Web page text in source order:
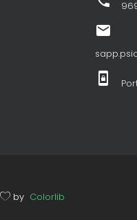
email
screen_lock_portrait
by Colorlib